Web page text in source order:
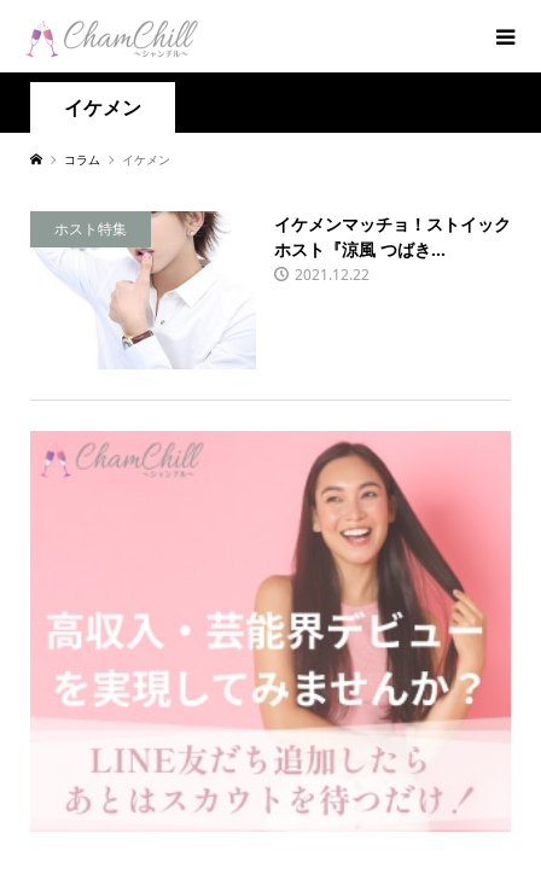
イケメン
コラム イケメン
ホスト特集
イケメンマッチョ！ストイック
ホスト『涼風 つばき...
2021.12.22